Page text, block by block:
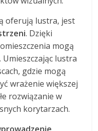
oferują lustra, jest
. Dzięki
mogą
Umieszczając lustra
gdzie mogą
wrażenie większej
rozwiązanie w
korytarzach.